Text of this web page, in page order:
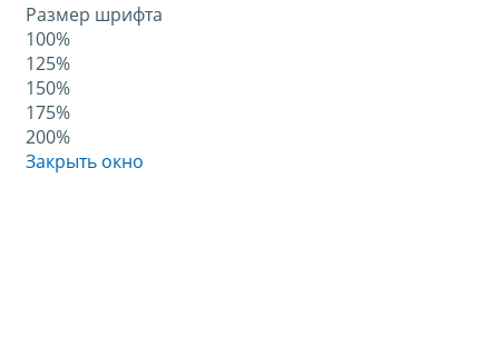
Размер шрифта
100%
125%
150%
175%
200%
Закрыть окно